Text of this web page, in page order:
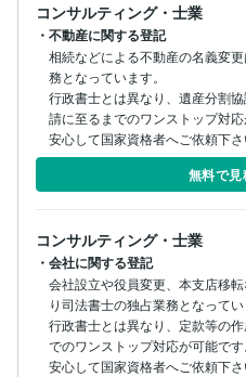
コンサルティング・士業
・不動産に関する登記
相続などによる不動産の名義変
務となっています。
行政書士とは異なり、遺産分割
請に至るまでのワンストップ対応
安心して国家資格者へご依頼下さ
無料で
コンサルティング・士業
・会社に関する登記
会社設立や役員変更、本支店移
り司法書士の独占業務となってい
行政書士とは異なり、定款等の
でのワンストップ対応が可能です
安心して国家資格者へご依頼下さ